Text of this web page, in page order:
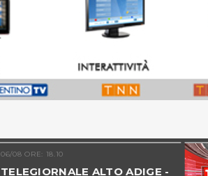
06/08 ORE: 18.10
TELEGIORNALE ALTO ADIGE -